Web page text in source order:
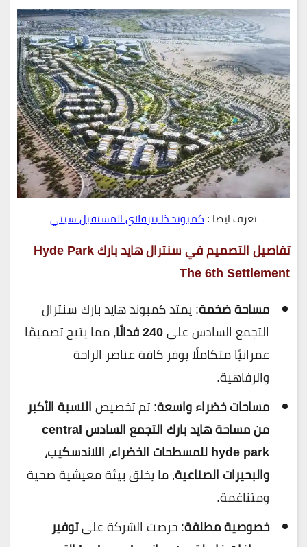
تعرف ايضا :كمبوند ذا بترفلاي المستقبل سيتي
تفاصيل التصميم في سنترال هايد بارك Hyde Park
The 6th Settlement
مساحة ضخمة: يمتد كمبوند هايد بارك سنترال
التجمع السادس على240 فدانًا
، مما يتيح تصميمًا
عمرانيًا متكاملًا يوفر كافة عناصر الراحة
والرفاهية.
مساحات خضراء واسعة: تم تخصيصالنسبة الأكبر
من مساحة هايد بارك التجمع السادس central
hyde park للمسطحات الخضراء، اللاندسكيب،
والبحيرات الصناعية، ما يخلق بيئة معيشية صحية
ومتناغمة.
خصوصية مطلقة: حرصت الشركة علىتوفير